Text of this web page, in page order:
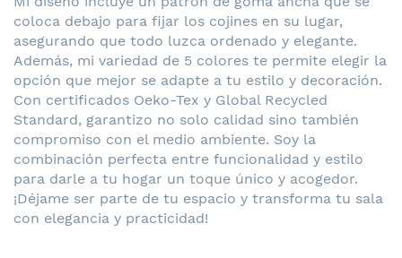
coloca debajo para fijar los cojines en su lugar,
asegurando que todo luzca ordenado y elegante.
Además, mi variedad de 5 colores te permite elegir la
opción que mejor se adapte a tu estilo y decoración.
Con certificados Oeko-Tex y Global Recycled
Standard, garantizo no solo calidad sino también
compromiso con el medio ambiente. Soy la
combinación perfecta entre funcionalidad y estilo
para darle a tu hogar un toque único y acogedor.
¡Déjame ser parte de tu espacio y transforma tu sala
con elegancia y practicidad!